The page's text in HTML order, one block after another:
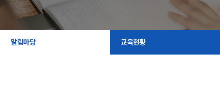
알림마당 교육현황